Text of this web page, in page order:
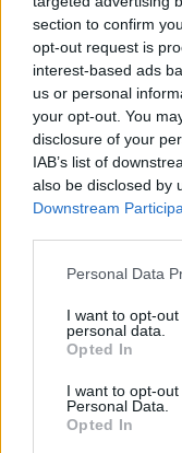
section to confirm
opt-out request is
interest-based ads
us or personal
your opt-out. You
disclosure of your
IAB’s list of
also be disclosed by
Downstream
Please note that
not limited to your
grant or deny
use your data for
consent section.
Personal Data
I want to opt-
personal data.
Opted In
I want to opt-
Personal Data.
Opted In
Stop Eating
Közös